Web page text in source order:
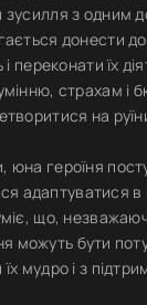
з одним
донести
переконати їх
страхам і
на
героїня
адаптуватися
що,
можуть бути
мудро і з